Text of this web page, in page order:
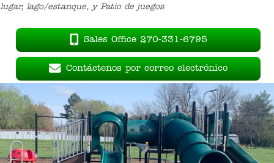
lugar, lago/estanque, y Patio de juegos
Sales Office 270-331-6795
Contáctenos por correo electrónico